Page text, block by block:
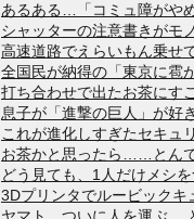
あるある…「コミュ障がや
シャッターの注意書きがモ
高速道路でえらいもん乗せ
全国民が納得の「東京に雹
打ち合わせで出たお茶にす
息子が「進撃の巨人」が好
これが進化しすぎたセキ
お茶かと思ったら……とん
どう見ても、1人だけメシ
3Dプリンタでルービック